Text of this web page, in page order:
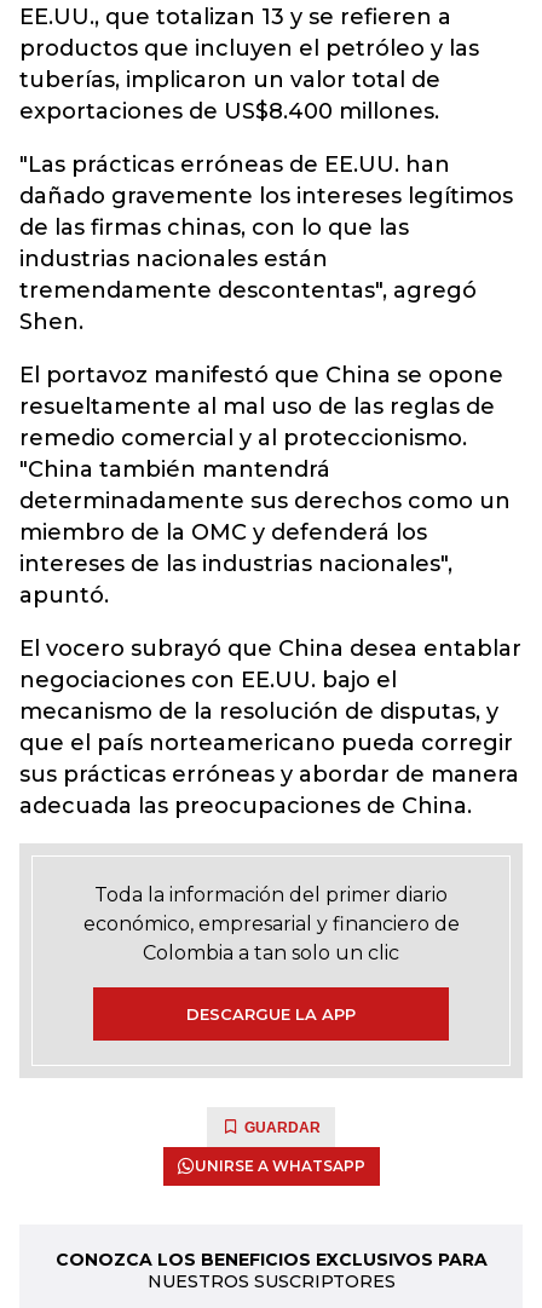
EE.UU., que totalizan 13 y se refieren a
productos que incluyen el petróleo y las
tuberías, implicaron un valor total de
exportaciones de US$8.400 millones.
"Las prácticas erróneas de EE.UU. han
dañado gravemente los intereses legítimos
de las firmas chinas, con lo que las
industrias nacionales están
tremendamente descontentas", agregó
Shen.
El portavoz manifestó que China se opone
resueltamente al mal uso de las reglas de
remedio comercial y al proteccionismo.
"China también mantendrá
determinadamente sus derechos como un
miembro de la OMC y defenderá los
intereses de las industrias nacionales",
apuntó.
El vocero subrayó que China desea entablar
negociaciones con EE.UU. bajo el
mecanismo de la resolución de disputas, y
que el país norteamericano pueda corregir
sus prácticas erróneas y abordar de manera
adecuada las preocupaciones de China.
Toda la información del primer diario
económico, empresarial y financiero de
Colombia a tan solo un clic
DESCARGUE LA APP
GUARDAR
UNIRSE A WHATSAPP
CONOZCA LOS BENEFICIOS EXCLUSIVOS PARA
NUESTROS SUSCRIPTORES